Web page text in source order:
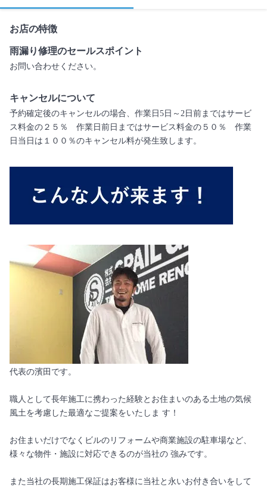
お店の特徴
雨漏り修理のセールスポイント
お問い合わせください。
キャンセルについて
予約確定後のキャンセルの場合、作業日5日～2日前まではサービ
ス料金の２５％ 作業日前日まではサービス料金の５０％ 作業
日当日は１００％のキャンセル料が発生致します。
代表の濱田です。
職人として長年施工に携わった経験とお住まいのある土地の気候
風土を考慮した最適なご提案をいたしま す！
お住まいだけでなくビルのリフォームや商業施設の駐車場など、
様々な物件・施設に対応できるのが当社の 強みです。
また当社の長期施工保証はお客様に当社と永いお付き合いをして